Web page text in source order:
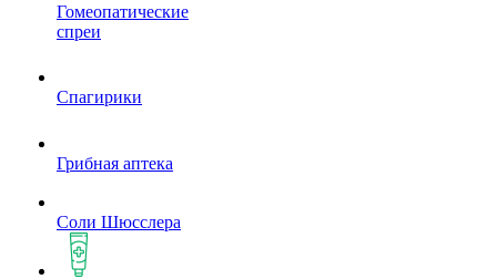
Гомеопатические
спреи
Спагирики
Грибная аптека
Соли Шюсслера